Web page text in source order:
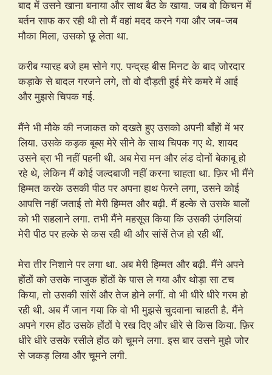
बाद में उसने खाना बनाया और साथ बैठ के खाया. जब वो किचन में
बर्तन साफ कर रही थी तो मैं वहां मदद करने गया और जब-जब
मौका मिला, उसको छू लेता था.
करीब ग्यारह बजे हम सोने गए. पन्द्रह बीस मिनट के बाद जोरदार
कड़ाके से बादल गरजने लगे, तो वो दौड़ती हुई मेरे कमरे में आई
और मुझसे चिपक गई.
मैंने भी मौके की नजाकत को दखते हुए उसको अपनी बाँहों में भर
लिया. उसके कड़क बूब्स मेरे सीने के साथ चिपक गए थे. शायद
उसने ब्रा भी नहीं पहनी थी. अब मेरा मन और लंड दोनों बेकाबू हो
रहे थे, लेकिन मैं कोई जल्दबाजी नहीं करना चाहता था. फ़िर भी मैंने
हिम्मत करके उसकी पीठ पर अपना हाथ फेरने लगा, उसने कोई
आपत्ति नहीं जताई तो मेरी हिम्मत और बढ़ी. मैं हल्के से उसके बालों
को भी सहलाने लगा. तभी मैंने महसूस किया कि उसकी उंगलियां
मेरी पीठ पर हल्के से कस रही थी और सांसें तेज हो रही थीं.
मेरा तीर निशाने पर लगा था. अब मेरी हिम्मत और बढ़ी. मैंने अपने
होंठों को उसके नाजुक होंठों के पास ले गया और थोड़ा सा टच
किया, तो उसकी सांसें और तेज होने लगीं. वो भी धीरे धीरे गरम हो
रही थी. अब मैं जान गया कि वो भी मुझसे चुदवाना चाहती है. मैंने
अपने गरम होंठ उसके होंठों पे रख दिए और धीरे से किस किया. फ़िर
धीरे धीरे उसके रसीले होंठ को चूमने लगा. इस बार उसने मुझे जोर
से जकड़ लिया और चूमने लगी.